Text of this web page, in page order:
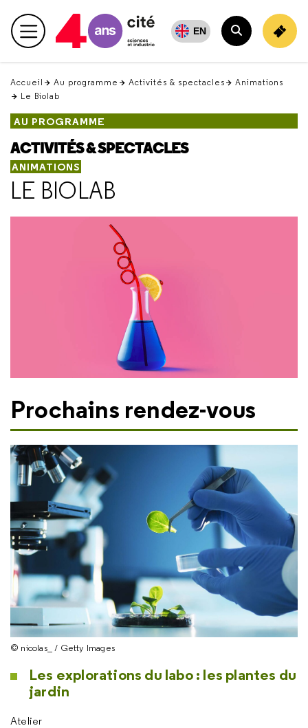
en
haut
EN
Accueil Au programme Activités & spectacles
Animations
Le Biolab
AU PROGRAMME
ACTIVITÉS & SPECTACLES
ANIMATIONS
LE BIOLAB
Prochains rendez-vous
© nicolas_ / Getty Images
Les explorations du labo : les plantes du
jardin
Atelier